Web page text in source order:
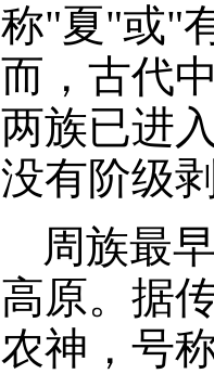
称"夏"或"
而，古代
两族已进
没有阶级
周族最
高原。据
农神，号